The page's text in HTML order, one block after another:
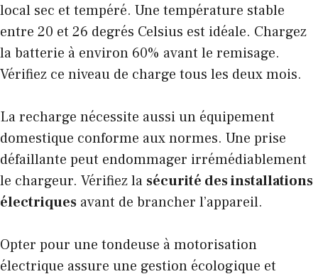
local sec et tempéré. Une température stable
entre 20 et 26 degrés Celsius est idéale. Chargez
la batterie à environ 60% avant le remisage.
Vérifiez ce niveau de charge tous les deux mois.
La recharge nécessite aussi un équipement
domestique conforme aux normes. Une prise
défaillante peut endommager irrémédiablement
le chargeur. Vérifiez la sécurité des installations
électriques avant de brancher l’appareil.
Opter pour une tondeuse à motorisation
électrique assure une gestion écologique et